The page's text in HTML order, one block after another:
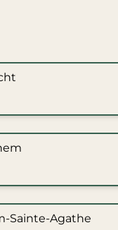
Sainte-Agathe